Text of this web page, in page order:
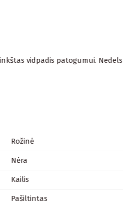
vidpadis patogumui.
Rožinė
Nėra
Kailis
Pašiltintas